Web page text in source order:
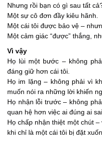
Nhưng rồi bạn có gì sau tất
Một sự cô đơn đầy kiêu hãnh.
Một cái tôi được bảo vệ –
Một cảm giác “được” thắng,
Vì vậy
Họ lùi một bước – không
đáng giữ hơn cái tôi.
Họ im lặng – không phải vì
muốn nói ra những lời khiến
Họ nhận lỗi trước – không
quan hệ hơn việc ai đúng ai
Họ chấp nhận thiệt một chút
khi chỉ là một cái tôi bị đặt